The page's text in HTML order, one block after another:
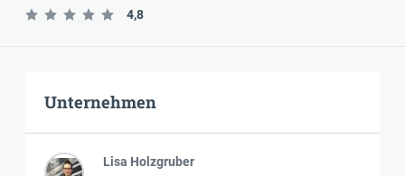
4,8
Unternehmen
Lisa Holzgruber